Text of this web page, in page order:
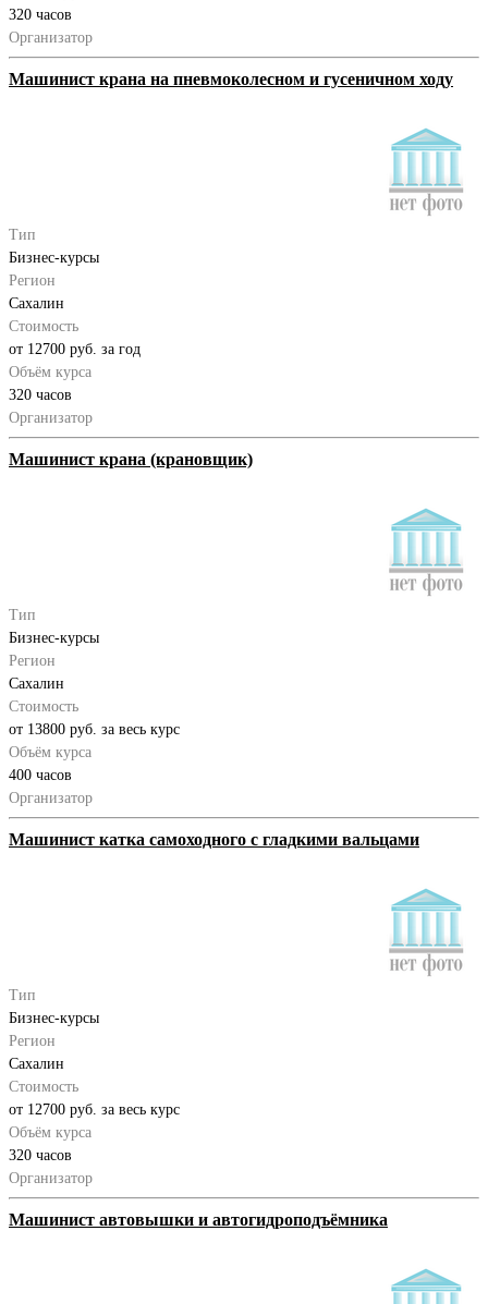
320 часов
Организатор
Машинист крана на пневмоколесном и гусеничном ходу
Тип
Бизнес-курсы
Регион
Сахалин
Стоимость
от 12700 руб. за год
Объём курса
320 часов
Организатор
Машинист крана (крановщик)
Тип
Бизнес-курсы
Регион
Сахалин
Стоимость
от 13800 руб. за весь курс
Объём курса
400 часов
Организатор
Машинист катка самоходного с гладкими вальцами
Тип
Бизнес-курсы
Регион
Сахалин
Стоимость
от 12700 руб. за весь курс
Объём курса
320 часов
Организатор
Машинист автовышки и автогидроподъёмника